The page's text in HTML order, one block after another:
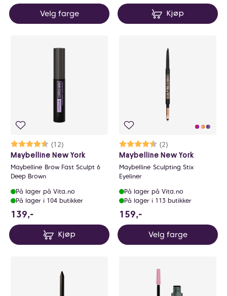
Velg farge Kjøp
Karakter:
(12)
4.6 av 5 mulige
Maybelline New York
Maybelline Brow Fast Sculpt 6
Deep Brown
På lager på Vita.no
På lager i 104 butikker
139,-
Kjøp
Karakter:
(2)
4.5 av 5 mulige
Maybelline New York
Maybelline Sculpting Stix
Eyeliner
På lager på Vita.no
På lager i 113 butikker
159,-
Velg farge